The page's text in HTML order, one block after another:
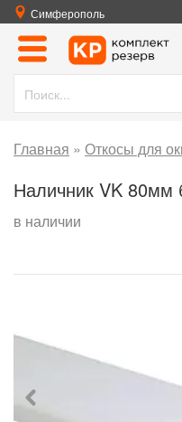
Симферополь
Главная » Откосы для
Наличник VK 80мм
в наличии